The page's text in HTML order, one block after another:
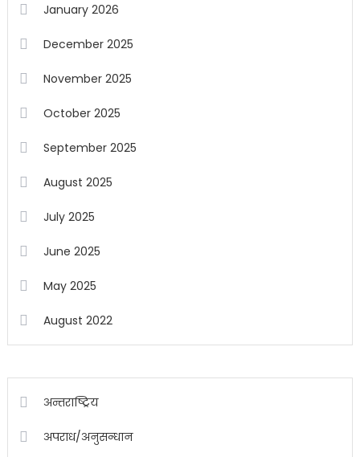
January 2026
December 2025
November 2025
October 2025
September 2025
August 2025
July 2025
June 2025
May 2025
August 2022
अन्तराष्ट्रिय
अपराध/अनुसन्धान